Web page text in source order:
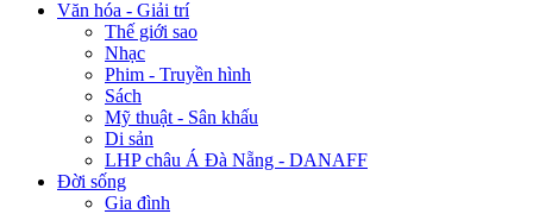
Văn hóa - Giải trí
Thế giới sao
Nhạc
Phim - Truyền hình
Sách
Mỹ thuật - Sân khấu
Di sản
LHP châu Á Đà Nẵng - DANAFF
Đời sống
Gia đình